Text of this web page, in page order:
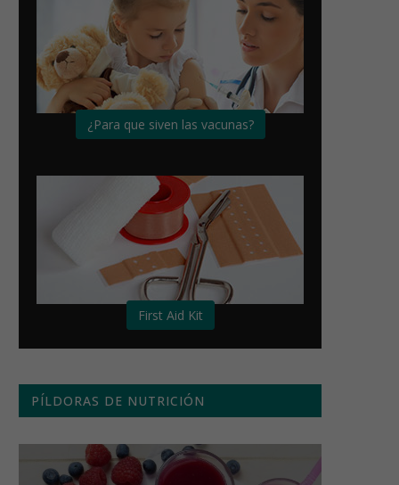
¿Para que siven las vacunas?
First Aid Kit
PÍLDORAS DE NUTRICIÓN